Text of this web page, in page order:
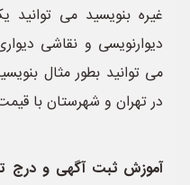
غیره بنویسید می
دیوارنویسی و نقاشی
می توانید بطور مثال
در تهران و شهرستان با
آموزش ثبت آگهی و درج